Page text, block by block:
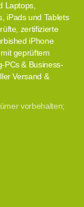
Laptops,
iPads und Tablets
zertifizierte
iPhone
geprüftem
PCs & Business-
Versand &
vorbehalten;